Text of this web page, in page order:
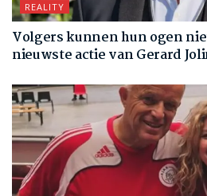
REALITY
Volgers kunnen hun ogen
nieuwste actie van Gerard